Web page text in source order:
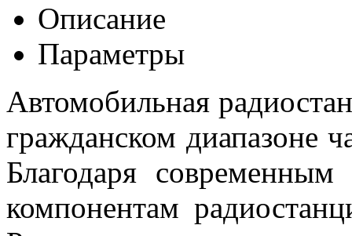
Описание
Параметры
Автомобильная
гражданском диапазоне
Благодаря
компонентам